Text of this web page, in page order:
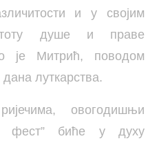
и у својим
душе и праве
је Митрић, поводом
луткарства.
овогодишњи
фест” биће у духу